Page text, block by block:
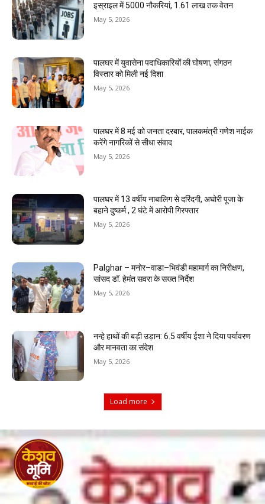
इस्राइल में 5000 नौकरियां, ₹1.61 लाख तक वेतन
May 5, 2026
पालघर में युवासेना पदाधिकारियों की घोषणा, संगठन
विस्तार को मिली नई दिशा
May 5, 2026
पालघर में 8 मई को जनता दरबार, पालकमंत्री गणेश नाईक
करेंगे नागरिकों से सीधा संवाद
May 5, 2026
पालघर में 13 वर्षीय नाबालिग से दरिंदगी, अघोरी पूजा के
बहाने दुष्कर्म , 2 घंटे में आरोपी गिरफ्तार
May 5, 2026
Palghar – मनोर–वाडा–भिवंडी महामार्ग का निरीक्षण,
सांसद डॉ. हेमंत सवरा के सख्त निर्देश
May 5, 2026
नन्हे हाथों की बड़ी उड़ान: 6.5 वर्षीय ईशा ने दिया पर्यावरण
और मानवता का संदेश
May 5, 2026
Load more